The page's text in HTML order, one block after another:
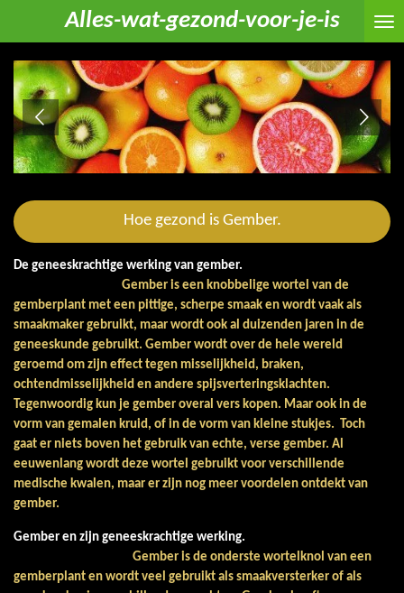
naar
de
hoofdinhoud
Alles-wat-gezond-voor-je-is
Hoe gezond is Gember.
De geneeskrachtige werking van gember.
Gember is een knobbelige wortel van de
gemberplant met een pittige, scherpe smaak en wordt vaak als
smaakmaker gebruikt, maar wordt ook al duizenden jaren in de
geneeskunde gebruikt. Gember wordt over de hele wereld
geroemd om zijn effect tegen misselijkheid, braken,
ochtendmisselijkheid en andere spijsverteringsklachten.
Tegenwoordig kun je gember overal vers kopen. Maar ook in de
vorm van gemalen kruid, of in de vorm van kleine stukjes. Toch
gaat er niets boven het gebruik van echte, verse gember. Al
eeuwenlang wordt deze wortel gebruikt voor verschillende
medische kwalen, maar er zijn nog meer voordelen ontdekt van
gember.
Gember en zijn geneeskrachtige werking.
Gember is de onderste wortelknol van een
gemberplant en wordt veel gebruikt als smaakversterker of als